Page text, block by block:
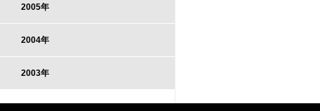
2005年
2004年
2003年